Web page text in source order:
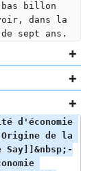
bas billon
dans la
sept ans.
d'économie
de la